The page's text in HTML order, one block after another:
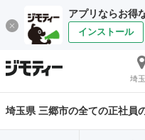
アプリならお得
インストール
埼
埼玉県 三郷市の全ての正社員